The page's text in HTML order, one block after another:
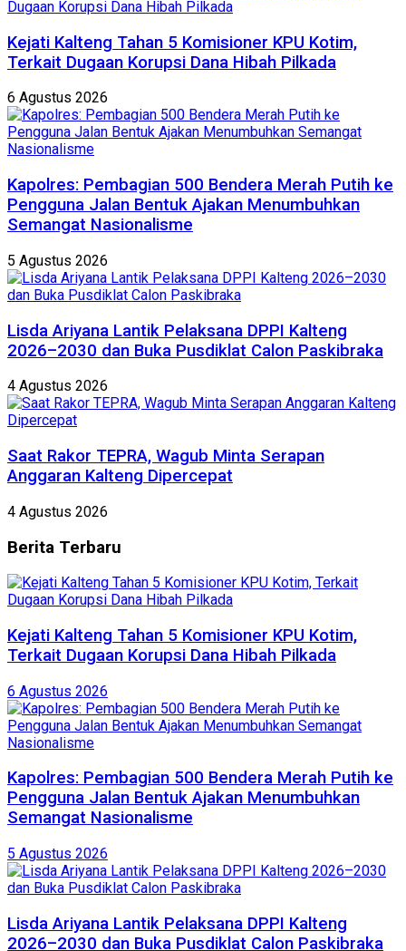
Kejati Kalteng Tahan 5 Komisioner KPU Kotim,
Terkait Dugaan Korupsi Dana Hibah Pilkada
6 Agustus 2026
Kapolres: Pembagian 500 Bendera Merah Putih ke
Pengguna Jalan Bentuk Ajakan Menumbuhkan
Semangat Nasionalisme
5 Agustus 2026
Lisda Ariyana Lantik Pelaksana DPPI Kalteng
2026–2030 dan Buka Pusdiklat Calon Paskibraka
4 Agustus 2026
Saat Rakor TEPRA, Wagub Minta Serapan
Anggaran Kalteng Dipercepat
4 Agustus 2026
Berita Terbaru
Kejati Kalteng Tahan 5 Komisioner KPU Kotim,
Terkait Dugaan Korupsi Dana Hibah Pilkada
6 Agustus 2026
Kapolres: Pembagian 500 Bendera Merah Putih ke
Pengguna Jalan Bentuk Ajakan Menumbuhkan
Semangat Nasionalisme
5 Agustus 2026
Lisda Ariyana Lantik Pelaksana DPPI Kalteng
2026–2030 dan Buka Pusdiklat Calon Paskibraka